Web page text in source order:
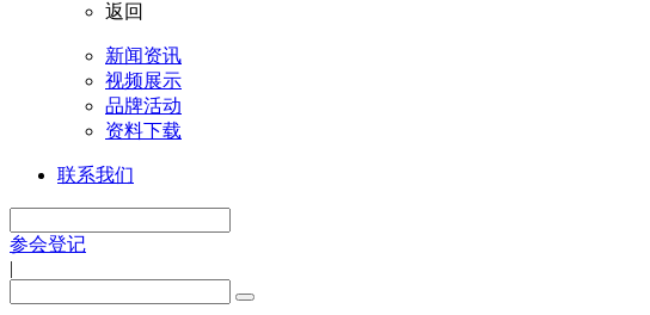
返回
新闻资讯
视频展示
品牌活动
资料下载
联系我们
参会登记
|